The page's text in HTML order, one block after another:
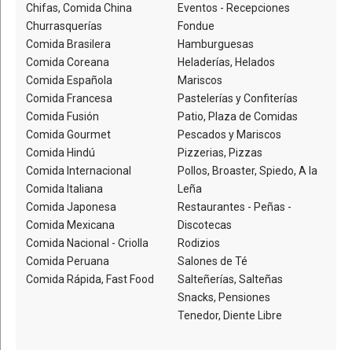
Chifas, Comida China
Churrasquerías
Comida Brasilera
Comida Coreana
Comida Española
Comida Francesa
Comida Fusión
Comida Gourmet
Comida Hindú
Comida Internacional
Comida Italiana
Comida Japonesa
Comida Mexicana
Comida Nacional - Criolla
Comida Peruana
Comida Rápida, Fast Food
Eventos - Recepciones
Fondue
Hamburguesas
Heladerías, Helados
Mariscos
Pastelerías y Confiterías
Patio, Plaza de Comidas
Pescados y Mariscos
Pizzerias, Pizzas
Pollos, Broaster, Spiedo, A la
Leña
Restaurantes - Peñas -
Discotecas
Rodizios
Salones de Té
Salteñerías, Salteñas
Snacks, Pensiones
Tenedor, Diente Libre